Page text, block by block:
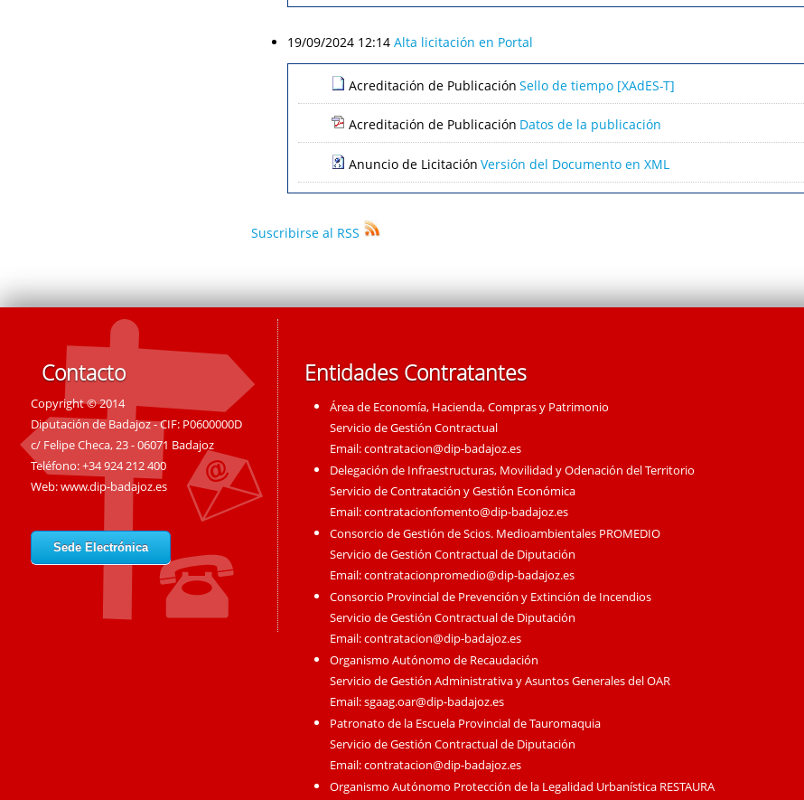
19/09/2024 12:14 Alta licitación en Portal
Acreditación de Publicación Sello de tiempo [XAdES-T]
Acreditación de Publicación Datos de la publicación
Anuncio de Licitación Versión del Documento en XML
Suscribirse al RSS
Contacto
Copyright © 2014
Diputación de Badajoz - CIF: P0600000D
c/ Felipe Checa, 23 - 06071 Badajoz
Teléfono: +34 924 212 400
Web:www.dip-badajoz.es
Sede Electrónica
Entidades Contratantes
Área de Economía, Hacienda, Compras y Patrimonio
Servicio de Gestión Contractual
Email:contratacion@dip-badajoz.es
Delegación de Infraestructuras, Movilidad y Odenación del Territorio
Servicio de Contratación y Gestión Económica
Email:contratacionfomento@dip-badajoz.es
Consorcio de Gestión de Scios. Medioambientales PROMEDIO
Servicio de Gestión Contractual de Diputación
Email:contratacionpromedio@dip-badajoz.es
Consorcio Provincial de Prevención y Extinción de Incendios
Servicio de Gestión Contractual de Diputación
Email:contratacion@dip-badajoz.es
Organismo Autónomo de Recaudación
Servicio de Gestión Administrativa y Asuntos Generales del OAR
Email:sgaag.oar@dip-badajoz.es
Patronato de la Escuela Provincial de Tauromaquia
Servicio de Gestión Contractual de Diputación
Email:contratacion@dip-badajoz.es
Organismo Autónomo Protección de la Legalidad Urbanística RESTAURA